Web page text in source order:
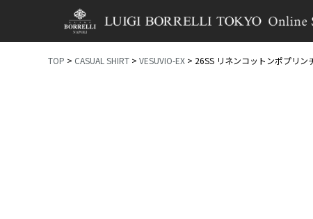
TOP CASUAL SHIRT VESUVIO-EX 26SS リネンコットンポプリン